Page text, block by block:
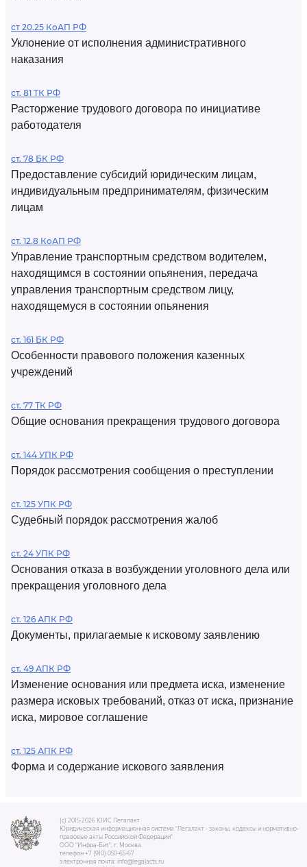
ст 20.25 КоАП РФ
Уклонение от исполнения административного
наказания
ст. 81 ТК РФ
Расторжение трудового договора по инициативе
работодателя
ст. 78 БК РФ
Предоставление субсидий юридическим лицам,
индивидуальным предпринимателям, физическим
лицам
ст. 12.8 КоАП РФ
Управление транспортным средством водителем,
находящимся в состоянии опьянения, передача
управления транспортным средством лицу,
находящемуся в состоянии опьянения
ст. 161 БК РФ
Особенности правового положения казенных
учреждений
ст. 77 ТК РФ
Общие основания прекращения трудового договора
ст. 144 УПК РФ
Порядок рассмотрения сообщения о преступлении
ст. 125 УПК РФ
Судебный порядок рассмотрения жалоб
ст. 24 УПК РФ
Основания отказа в возбуждении уголовного дела или
прекращения уголовного дела
ст. 126 АПК РФ
Документы, прилагаемые к исковому заявлению
ст. 49 АПК РФ
Изменение основания или предмета иска, изменение
размера исковых требований, отказ от иска, признание
иска, мировое соглашение
ст. 125 АПК РФ
Форма и содержание искового заявления
(c) 2015-2026 ЮИС Легалакт
Юридическая информационная система "Легалакт - законы, кодексы и нормативно-
правовые акты Российской Федерации"
ООО "Инфра-Бит", г. Москва.
телефон +7 (910) 050-65-67
электронная почта: info@legalacts.ru